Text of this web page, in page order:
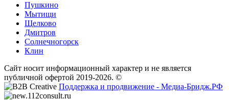
Пушкино
Мытищи
Щелково
Дмитров
Солнечногорск
Клин
Сайт носит информационный характер и не является
публичной офертой 2019-2026. ©
Поддержка и продвижение - Медиа-Бридж.РФ